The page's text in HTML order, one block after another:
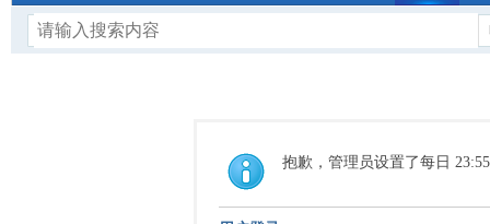
抱歉，管理员设置了每日